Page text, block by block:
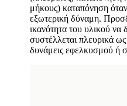
μήκους) καταπόνηση
εξωτερική δύναμη.
ικανότητα του υλικού να
συστέλλεται πλευρικά
δυνάμεις εφελκυσμού ή